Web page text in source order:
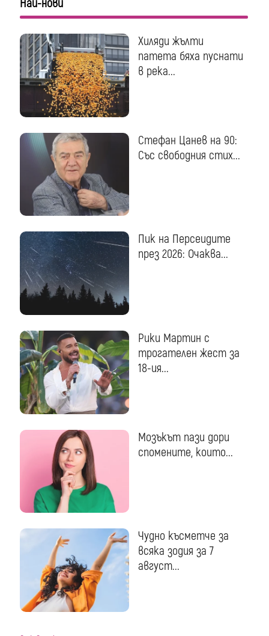
Най-нови
Хиляди жълти
патета бяха пуснати
в река...
Стефан Цанев на 90:
Със свободния стих...
Пик на Персеидите
през 2026: Очаква...
Рики Мартин с
трогателен жест за
18-ия...
Мозъкът пази дори
спомените, които...
Чудно късметче за
всяка зодия за 7
август...